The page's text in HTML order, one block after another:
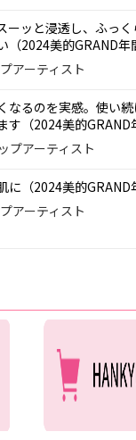
ーッと浸透し、ふっ
2024美的GRAND年
アーティスト
なるのを実感。使い
（2024美的GRAND
プアーティスト
（2024美的GRAND
アーティスト